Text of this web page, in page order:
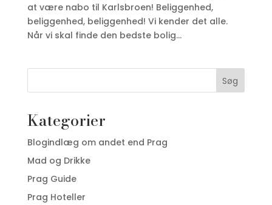
at være nabo til Karlsbroen! Beliggenhed,
beliggenhed, beliggenhed! Vi kender det alle.
Når vi skal finde den bedste bolig...
Søg
Kategorier
Blogindlæg om andet end Prag
Mad og Drikke
Prag Guide
Prag Hoteller